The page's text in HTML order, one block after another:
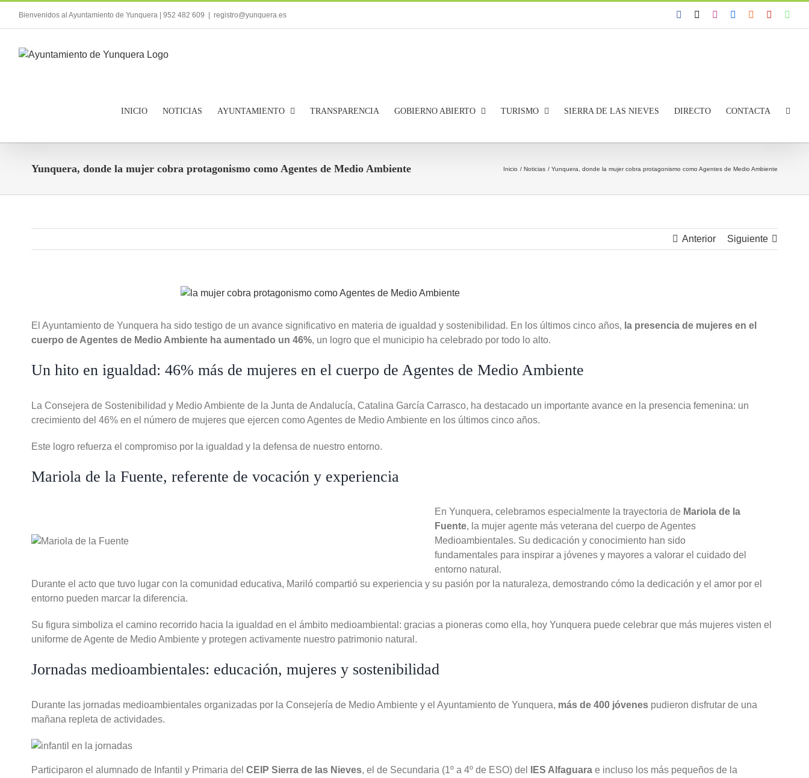
Bienvenidos al Ayuntamiento de Yunquera | 952 482 609 registro@yunquera.es Facebook Instagram
Flickr Rss YouTube
INICIO NOTICIAS AYUNTAMIENTO TRANSPARENCIA GOBIERNO ABIERTO TURISMO SIERRA DE LAS NIEVES DIRECTO CONTACTA
Yunquera, donde la mujer cobra protagonismo como Agentes de Medio Ambiente Inicio Noticias Yunquera, donde la mujer cobra protagonismo como Agentes de Medio Ambiente
Anterior Siguiente
más
grande
El Ayuntamiento de Yunquera ha sido testigo de un avance significativo en materia de igualdad y sostenibilidad. En los últimos cinco años, la presencia de mujeres en el
cuerpo de Agentes de Medio Ambiente ha aumentado un 46%, un logro que el municipio ha celebrado por todo lo alto.
Un hito en igualdad: 46% más de mujeres en el cuerpo de Agentes de Medio Ambiente
La Consejera de Sostenibilidad y Medio Ambiente de la Junta de Andalucía, Catalina García Carrasco, ha destacado un importante avance en la presencia femenina: un
crecimiento del 46% en el número de mujeres que ejercen como Agentes de Medio Ambiente en los últimos cinco años.
Este logro refuerza el compromiso por la igualdad y la defensa de nuestro entorno.
Mariola de la Fuente, referente de vocación y experiencia
En Yunquera, celebramos especialmente la trayectoria de Mariola de la
Fuente, la mujer agente más veterana del cuerpo de Agentes
Medioambientales. Su dedicación y conocimiento han sido
fundamentales para inspirar a jóvenes y mayores a valorar el cuidado del
entorno natural.
Durante el acto que tuvo lugar con la comunidad educativa, Mariló compartió su experiencia y su pasión por la naturaleza, demostrando cómo la dedicación y el amor por el
entorno pueden marcar la diferencia.
Su figura simboliza el camino recorrido hacia la igualdad en el ámbito medioambiental: gracias a pioneras como ella, hoy Yunquera puede celebrar que más mujeres visten el
uniforme de Agente de Medio Ambiente y protegen activamente nuestro patrimonio natural.
Jornadas medioambientales: educación, mujeres y sostenibilidad
Durante las jornadas medioambientales organizadas por la Consejería de Medio Ambiente y el Ayuntamiento de Yunquera, más de 400 jóvenes pudieron disfrutar de una
mañana repleta de actividades.
Participaron el alumnado de Infantil y Primaria del CEIP Sierra de las Nieves, el de Secundaria (1º a 4º de ESO) del IES Alfaguara e incluso los más pequeños de la